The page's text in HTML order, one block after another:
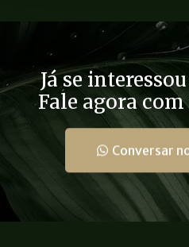
Já se
Fale agora
Conversar